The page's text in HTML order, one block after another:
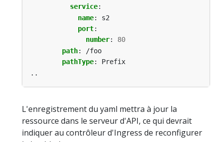
service:
name:
s2
port:
number:
80
path:
/foo
pathType:
Prefix
..
L'enregistrement du yaml mettra à jour la
ressource dans le serveur d'API, ce qui devrait
indiquer au contrôleur d'Ingress de reconfigurer